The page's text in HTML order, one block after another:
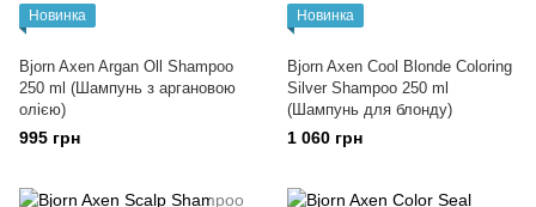
Новинка
Bjorn Axen Argan Oll Shampoo
250 ml (Шампунь з аргановою
олією)
995 грн
Новинка
Bjorn Axen Cool Blonde Coloring
Silver Shampoo 250 ml
(Шампунь для блонду)
1 060 грн